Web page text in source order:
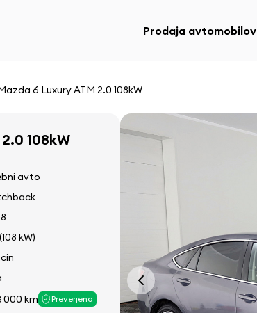
Prodaja avtomobilov
6 Luxury ATM 2.0 108kW
108kW
avto
kW)
000 km Preverjeno